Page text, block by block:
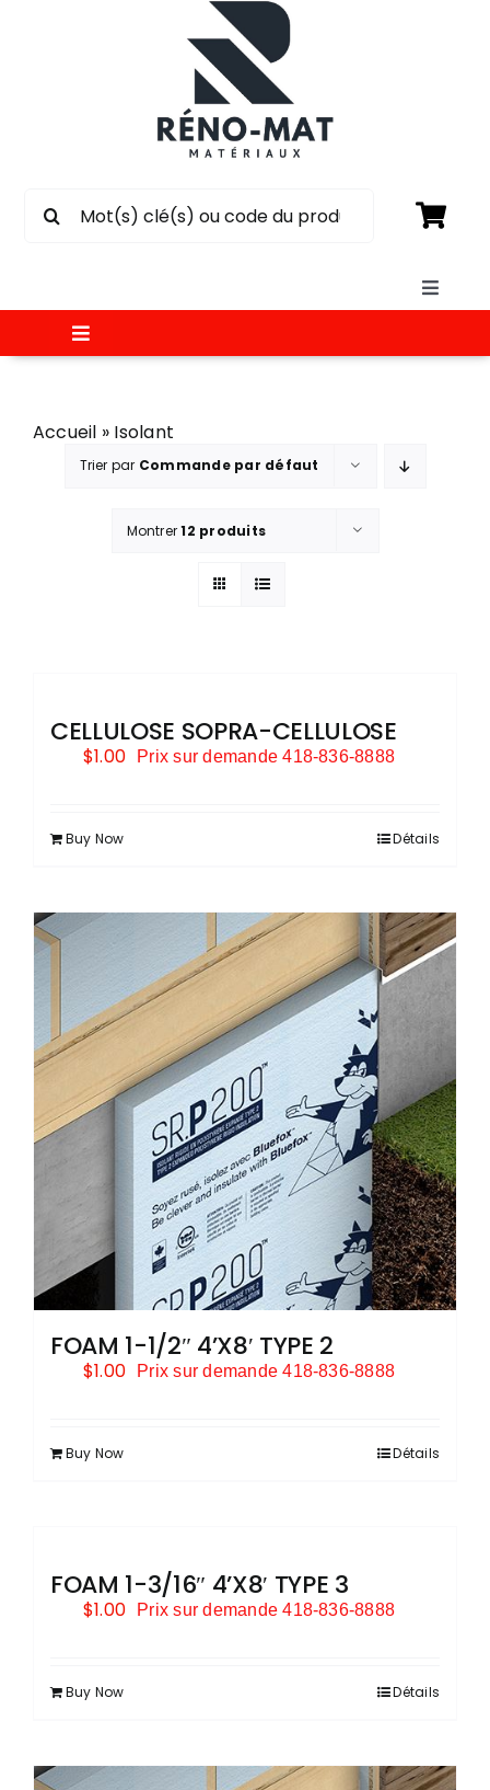
Toggle
SOUMISSION
Toggle
QUINCAILLERIE ET OUTILLAGE
SAISONNIER
POÊLES ET FOYERS
PLOMBERIE
COUVRE-PLANCHER
Accueil » Isolant
Trier par Commande par défaut
Montrer12 produits
CELLULOSE SOPRA-CELLULOSE
$1.00 Prix sur demande 418-836-8888
Buy Now Détails
FOAM 1-1/2″ 4’X8′ TYPE 2
$1.00 Prix sur demande 418-836-8888
Buy Now Détails
FOAM 1-3/16″ 4’X8′ TYPE 3
$1.00 Prix sur demande 418-836-8888
Buy Now Détails